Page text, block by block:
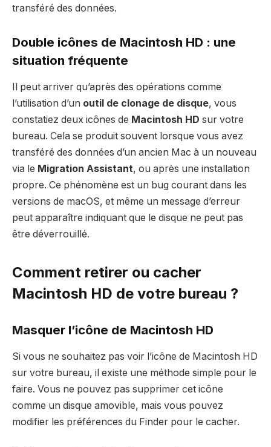
transféré des données.
Double icônes de Macintosh HD : une
situation fréquente
Il peut arriver qu’après des opérations comme
l’utilisation d’un outil de clonage de disque, vous
constatiez deux icônes de Macintosh HD sur votre
bureau. Cela se produit souvent lorsque vous avez
transféré des données d’un ancien Mac à un nouveau
via le Migration Assistant, ou après une installation
propre. Ce phénomène est un bug courant dans les
versions de macOS, et même un message d’erreur
peut apparaître indiquant que le disque ne peut pas
être déverrouillé.
Comment retirer ou cacher
Macintosh HD de votre bureau ?
Masquer l’icône de Macintosh HD
Si vous ne souhaitez pas voir l’icône de Macintosh HD
sur votre bureau, il existe une méthode simple pour le
faire. Vous ne pouvez pas supprimer cet icône
comme un disque amovible, mais vous pouvez
modifier les préférences du Finder pour le cacher.